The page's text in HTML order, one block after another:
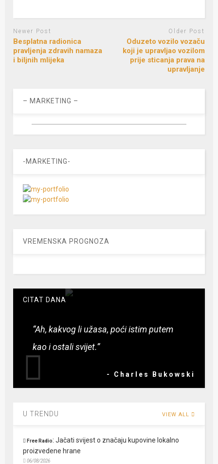
Newer Post
Besplatna radionica
pravljenja zdravih namaza
i biljnih mlijeka
Older Post
Oduzeto vozilo vozaču
koji je upravljao vozilom
prije sticanja prava na
upravljanje
– MARKETING –
-MARKETING-
VREMENSKA PROGNOZA
CITAT DANA
“Ah, kakvog li užasa, poći istim putem
kao i ostali svijet.”
- Charles Bukowski
U TRENDU VIEW ALL
Free Radio:Jačati svijest o značaju kupovine lokalno
proizvedene hrane
06/08/2026